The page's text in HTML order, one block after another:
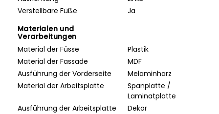
Verstellbare Füße
Ja
Materialen und
Verarbeitungen
Material der Füsse
Plastik
Material der Fassade
MDF
Ausführung der Vorderseite
Melaminharz
Material der Arbeitsplatte
Spanplatte /
Laminatplatte
Ausführung der Arbeitsplatte
Dekor